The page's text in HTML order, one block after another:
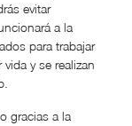
evitar
a la
para trabajar
y se realizan
gracias a la